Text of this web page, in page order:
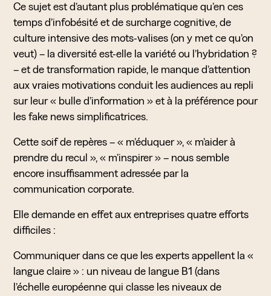
Ce sujet est d’autant plus problématique qu’en ces
temps d’infobésité et de surcharge cognitive, de
culture intensive des mots-valises (on y met ce qu’on
veut) – la diversité est-elle la variété ou l’hybridation ?
– et de transformation rapide, le manque d’attention
aux vraies motivations conduit les audiences au repli
sur leur « bulle d’information » et à la préférence pour
les fake news simplificatrices.
Cette soif de repères – « m’éduquer », « m’aider à
prendre du recul », « m’inspirer » – nous semble
encore insuffisamment adressée par la
communication corporate.
Elle demande en effet aux entreprises quatre efforts
difficiles :
Communiquer dans ce que les experts appellent la «
langue claire » : un niveau de langue B1 (dans
l’échelle européenne qui classe les niveaux de